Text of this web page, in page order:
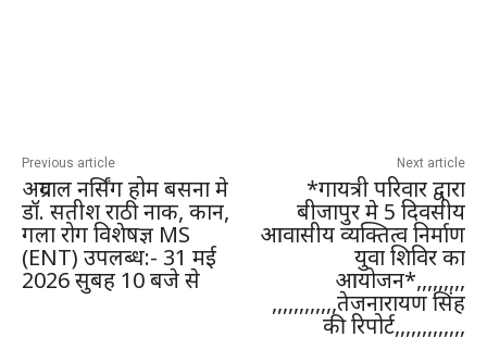
Previous article
अग्रवाल नर्सिंग होम बसना मे
डॉ. सतीश राठी नाक, कान,
गला रोग विशेषज्ञ MS
(ENT) उपलब्ध:- 31 मई
2026 सुबह 10 बजे से
Next article
*गायत्री परिवार द्वारा
बीजापुर मे 5 दिवसीय
आवासीय व्यक्तित्व निर्माण
युवा शिविर का
आयोजन*,,,,,,,,,
,,,,,,,,,,,,तेजनारायण सिंह
की रिपोर्ट,,,,,,,,,,,,,